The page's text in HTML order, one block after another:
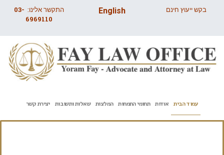
בקש ייעוץ חינם English התקשר אלינו: 03-
6969110
עמוד הבית אודות תחומי התמחות המלצות שאלות ותשובות יצירת קשר